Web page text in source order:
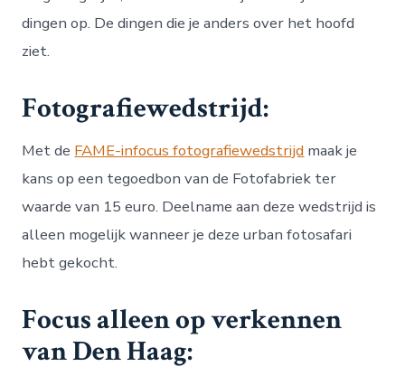
dingen op. De dingen die je anders over het hoofd
ziet.
Fotografiewedstrijd:
Met de FAME-infocus fotografiewedstrijd maak je
kans op een tegoedbon van de Fotofabriek ter
waarde van 15 euro. Deelname aan deze wedstrijd is
alleen mogelijk wanneer je deze urban fotosafari
hebt gekocht.
Focus alleen op verkennen
van Den Haag: